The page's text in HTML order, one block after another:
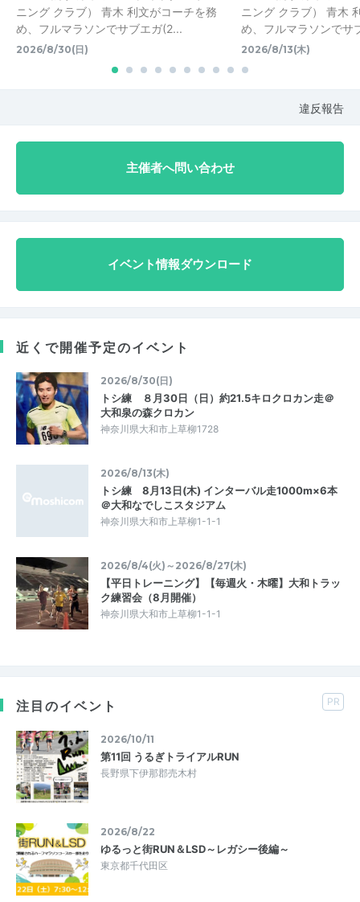
ニング クラブ） 青木 利文がコーチを務
め、フルマラソンでサブエガ(2...
2026/8/30(日)
ニング クラブ） 青木
め、フルマラソンでサ
2026/8/13(木)
違反報告
主催者へ問い合わせ
イベント情報ダウンロード
近くで開催予定のイベント
2026/8/30(日)
トシ練 ８月30日（日）約21.5キロクロカン走＠
大和泉の森クロカン
神奈川県大和市上草柳1728
2026/8/13(木)
トシ練 8月13日(木) インターバル走1000m×6本
＠大和なでしこスタジアム
神奈川県大和市上草柳1-1-1
2026/8/4(火)～2026/8/27(木)
【平日トレーニング】【毎週火・木曜】大和トラッ
ク練習会（8月開催）
神奈川県大和市上草柳1-1-1
注目のイベント PR
2026/10/11
第11回 うるぎトライアルRUN
長野県下伊那郡売木村
2026/8/22
ゆるっと街RUN＆LSD～レガシー後編～
東京都千代田区